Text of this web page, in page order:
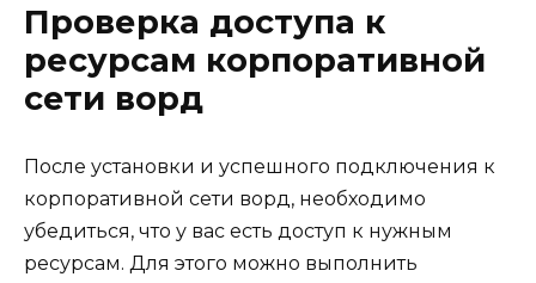
Проверка доступа к
ресурсам корпоративной
сети ворд
После установки и успешного подключения к
корпоративной сети ворд, необходимо
убедиться, что у вас есть доступ к нужным
ресурсам. Для этого можно выполнить